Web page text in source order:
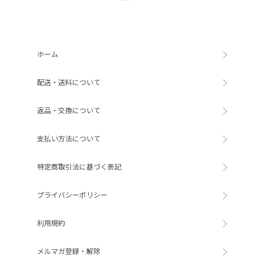
ホーム
配送・送料について
返品・交換について
支払い方法について
特定商取引法に基づく表記
プライバシーポリシー
利用規約
メルマガ登録・解除